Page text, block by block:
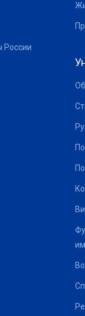
России